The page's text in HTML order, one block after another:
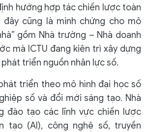
hướng hợp tác chiến lược toàn
cũng là minh chứng cho mô
gồm Nhà trường – Nhà doanh
mà ICTU đang kiên trì xây dựng
triển nguồn nhân lực số.
triển theo mô hình đại học số
số và đổi mới sáng tạo. Nhà
đào tạo các lĩnh vực chiến lược
tạo (AI), công nghệ số, truyền